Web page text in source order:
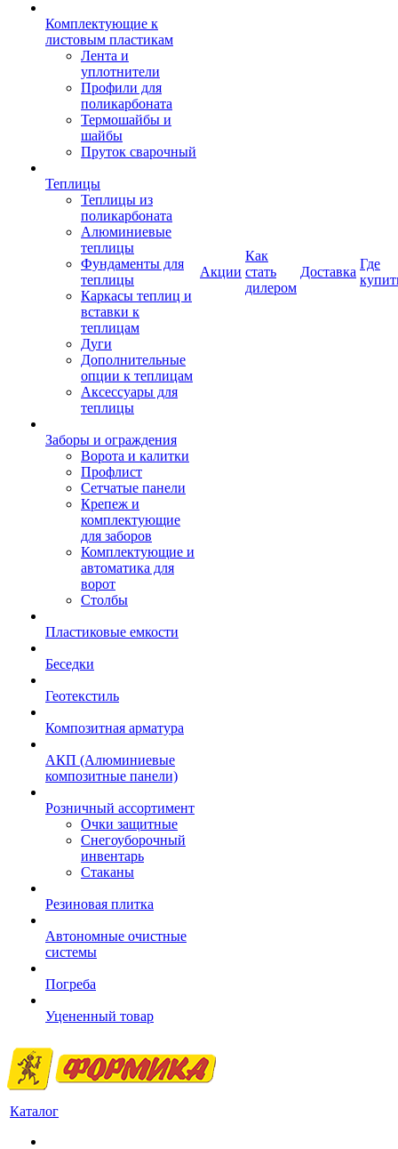
Комплектующие к
листовым пластикам
Лента и
уплотнители
Профили для
поликарбоната
Термошайбы и
шайбы
Пруток сварочный
Теплицы
Теплицы из
поликарбоната
Алюминиевые
теплицы
Фундаменты для
теплицы
Каркасы теплиц и
вставки к
теплицам
Дуги
Дополнительные
опции к теплицам
Аксессуары для
теплицы
Заборы и ограждения
Ворота и калитки
Профлист
Сетчатые панели
Крепеж и
комплектующие
для заборов
Комплектующие и
автоматика для
ворот
Столбы
Пластиковые емкости
Беседки
Геотекстиль
Композитная арматура
АКП (Алюминиевые
композитные панели)
Розничный ассортимент
Очки защитные
Снегоуборочный
инвентарь
Стаканы
Резиновая плитка
Автономные очистные
системы
Погреба
Уцененный товар
Акции
Как
стать
дилером
Доставка
Где
Каталог